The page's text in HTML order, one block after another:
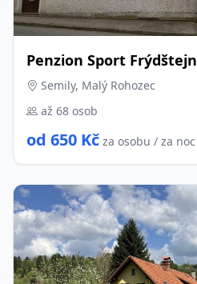
Penzion Sport Frýdštejn
Semily, Malý Rohozec
až 68 osob
od 650 Kč za osobu / za noc